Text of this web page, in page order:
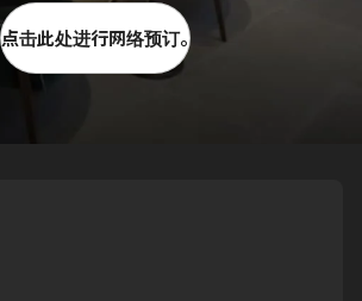
点击此处进行网络预订。